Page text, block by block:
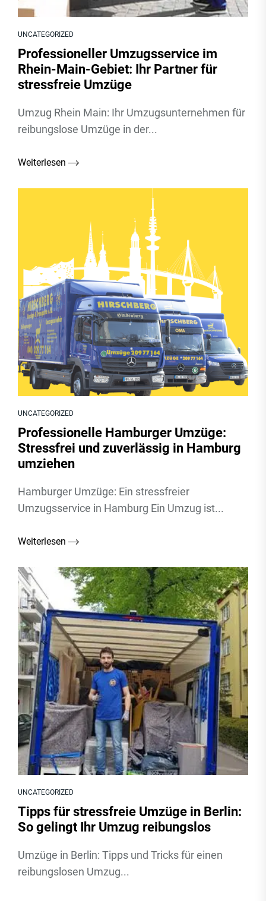
UNCATEGORIZED
Professioneller Umzugsservice im
Rhein-Main-Gebiet: Ihr Partner für
stressfreie Umzüge
Umzug Rhein Main: Ihr Umzugsunternehmen für
reibungslose Umzüge in der...
Weiterlesen
UNCATEGORIZED
Professionelle Hamburger Umzüge:
Stressfrei und zuverlässig in Hamburg
umziehen
Hamburger Umzüge: Ein stressfreier
Umzugsservice in Hamburg Ein Umzug ist...
Weiterlesen
UNCATEGORIZED
Tipps für stressfreie Umzüge in Berlin:
So gelingt Ihr Umzug reibungslos
Umzüge in Berlin: Tipps und Tricks für einen
reibungslosen Umzug...